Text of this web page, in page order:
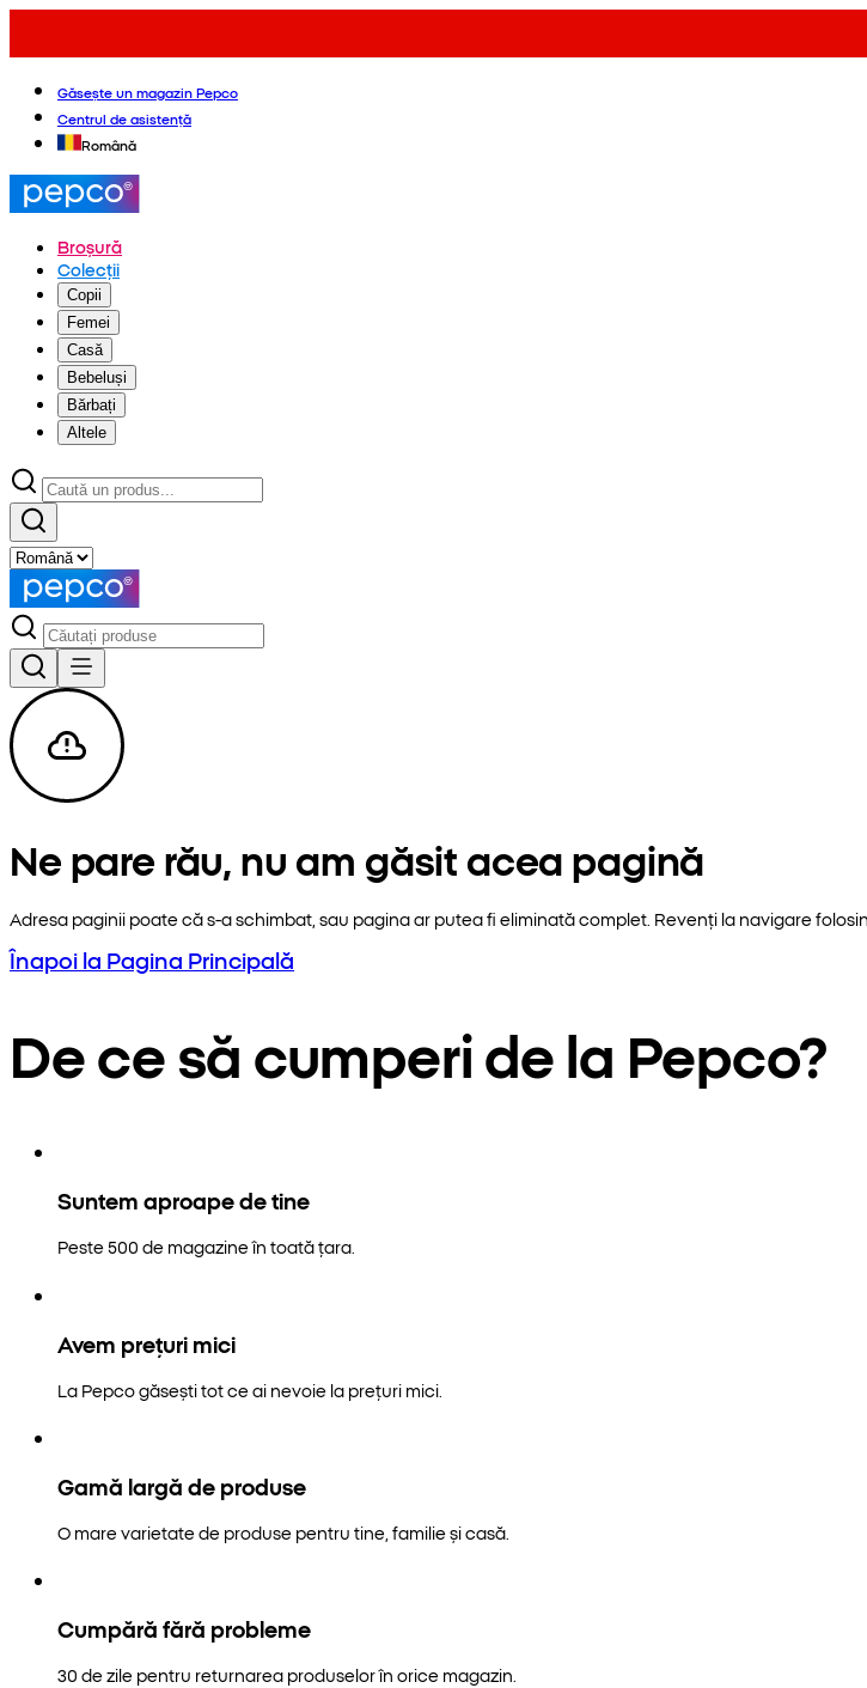
Găsește un magazin Pepco
Centrul de asistență
Română
Broșură
Colecții
Copii
Femei
Casă
Bebeluși
Bărbați
Altele
Ne pare rău, nu am găsit acea pagină
Adresa paginii poate că s-a schimbat, sau pagina ar putea fi eliminată complet. Revenți la navigare
Înapoi la Pagina Principală
De ce să cumperi de la Pepco?
Suntem aproape de tine
Peste 500 de magazine în toată țara.
Avem prețuri mici
La Pepco găsești tot ce ai nevoie la prețuri mici.
Gamă largă de produse
O mare varietate de produse pentru tine, familie și casă.
Cumpără fără probleme
30 de zile pentru returnarea produselor în orice magazin.